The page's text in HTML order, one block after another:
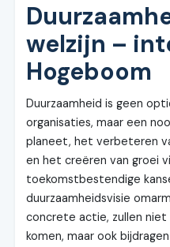
welzijn –
Hogeboom
Duurzaamheid is geen
organisaties, maar een
planeet, het verbeteren
en het creëren van groei
toekomstbestendige
duurzaamheidsvisie
concrete actie, zullen
komen, maar ook